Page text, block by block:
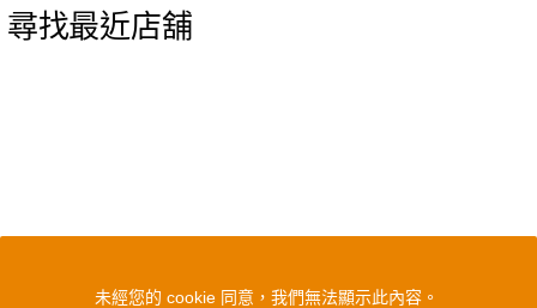
尋找最近店舖
未經您的 cookie 同意，我們無法顯示此內容。